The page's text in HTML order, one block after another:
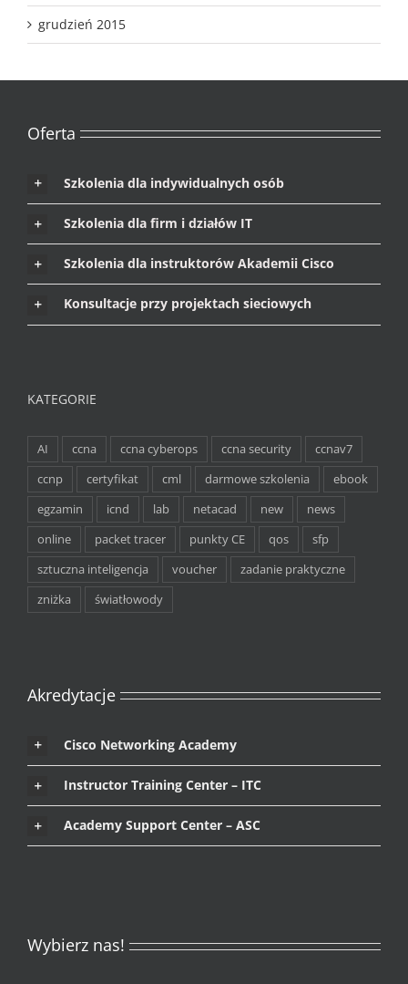
grudzień 2015
Oferta
Szkolenia dla indywidualnych osób
Szkolenia dla firm i działów IT
Szkolenia dla instruktorów Akademii Cisco
Konsultacje przy projektach sieciowych
KATEGORIE
AI ccna ccna cyberops ccna security
ccnav7
ccnp
certyfikat cml darmowe szkolenia
ebook
egzamin
icnd lab netacad new
news
online
packet tracer punkty CE qos
sfp
sztuczna inteligencja
voucher
zadanie praktyczne
zniżka
światłowody
Akredytacje
Cisco Networking Academy
Instructor Training Center – ITC
Academy Support Center – ASC
Wybierz nas!